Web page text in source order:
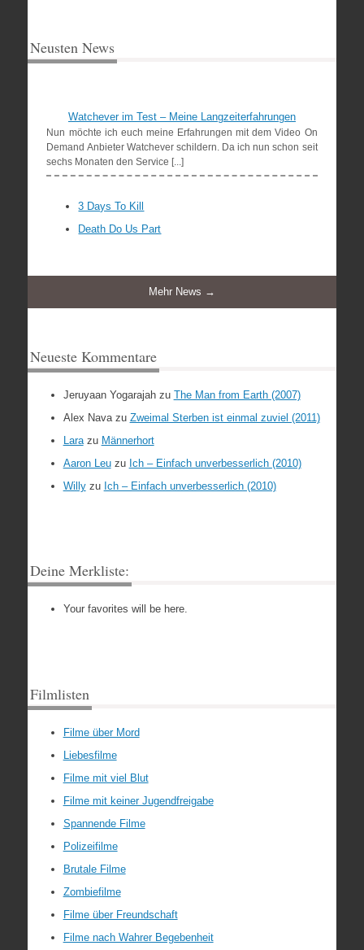
Neusten News
Watchever im Test – Meine Langzeiterfahrungen
Nun möchte ich euch meine Erfahrungen mit dem Video On
Demand Anbieter Watchever schildern. Da ich nun schon seit
sechs Monaten den Service [...]
3 Days To Kill
Death Do Us Part
Mehr News →
Neueste Kommentare
Jeruyaan Yogarajahzu The Man from Earth (2007)
Alex Navazu Zweimal Sterben ist einmal zuviel (2011)
Larazu Männerhort
Aaron Leuzu Ich – Einfach unverbesserlich (2010)
Willyzu Ich – Einfach unverbesserlich (2010)
Deine Merkliste:
Your favorites will be here.
Filmlisten
Filme über Mord
Liebesfilme
Filme mit viel Blut
Filme mit keiner Jugendfreigabe
Spannende Filme
Polizeifilme
Brutale Filme
Zombiefilme
Filme über Freundschaft
Filme nach Wahrer Begebenheit